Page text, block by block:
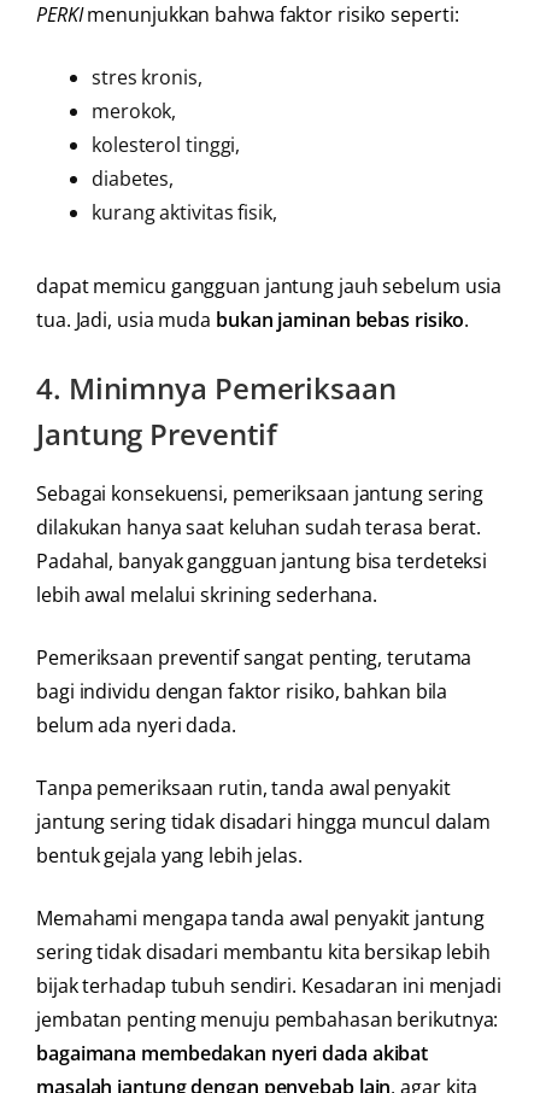
PERKImenunjukkan bahwa faktor risiko seperti:
stres kronis,
merokok,
kolesterol tinggi,
diabetes,
kurang aktivitas fisik,
dapat memicu gangguan jantung jauh sebelum usia
tua. Jadi, usia muda bukan jaminan bebas risiko.
4. Minimnya Pemeriksaan
Jantung Preventif
Sebagai konsekuensi, pemeriksaan jantung sering
dilakukan hanya saat keluhan sudah terasa berat.
Padahal, banyak gangguan jantung bisa terdeteksi
lebih awal melalui skrining sederhana.
Pemeriksaan preventif sangat penting, terutama
bagi individu dengan faktor risiko, bahkan bila
belum ada nyeri dada.
Tanpa pemeriksaan rutin, tanda awal penyakit
jantung sering tidak disadari hingga muncul dalam
bentuk gejala yang lebih jelas.
Memahami mengapa tanda awal penyakit jantung
sering tidak disadari membantu kita bersikap lebih
bijak terhadap tubuh sendiri. Kesadaran ini menjadi
jembatan penting menuju pembahasan berikutnya:
bagaimana membedakan nyeri dada akibat
masalah jantung dengan penyebab lain, agar kita